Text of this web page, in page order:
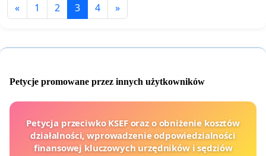
« 1 2 3 4 »
Petycje promowane przez innych użytkowników
Petycja przeciwko KSEF oraz o obniżenie kosztów
działalności, wprowadzenie odpowiedzialności
finansowej kluczowych urzędników i sędziów